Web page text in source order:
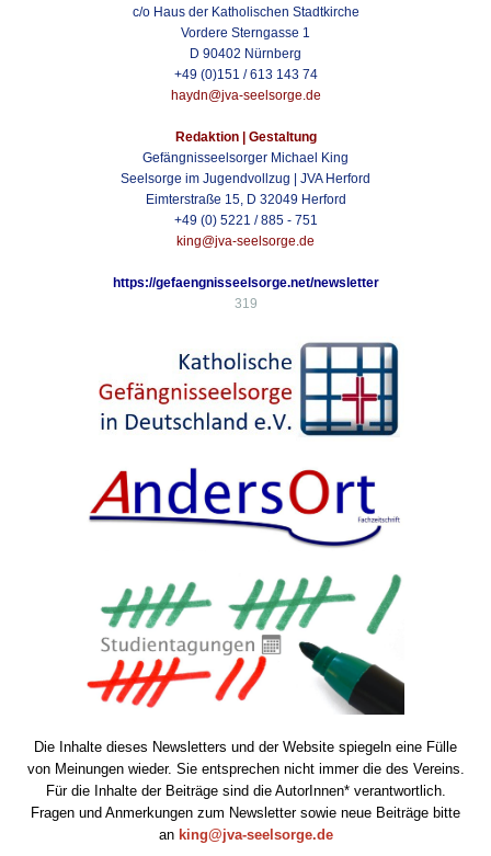
c/o Haus der Katholischen Stadtkirche
Vordere Sterngasse 1
D 90402 Nürnberg
+49 (0)151 / 613 143 74
haydn@jva-seelsorge.de
Redaktion | Gestaltung
Gefängnisseelsorger Michael King
Seelsorge im Jugendvollzug | JVA Herford
Eimterstraße 15, D 32049 Herford
+49 (0) 5221 / 885 - 751
king@jva-seelsorge.de
https://gefaengnisseelsorge.net/newsletter
319
Die Inhalte dieses Newsletters und der Website spiegeln eine Fülle
von Meinungen wieder. Sie entsprechen nicht immer die des Vereins.
Für die Inhalte der Beiträge sind die AutorInnen* verantwortlich.
Fragen und Anmerkungen zum Newsletter sowie neue Beiträge bitte
an king@jva-seelsorge.de